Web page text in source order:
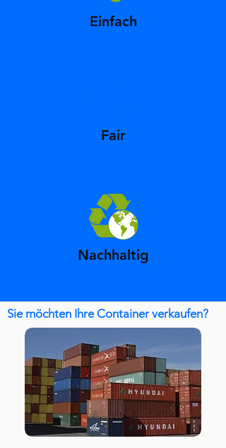
Einfach
Fair
Nachhaltig
Sie möchten Ihre Container verkaufen?